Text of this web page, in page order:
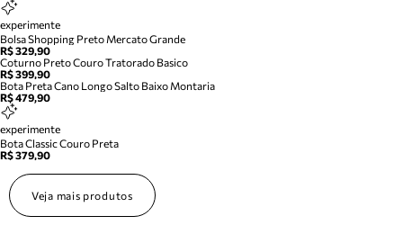
experimente
Bolsa Shopping Preto Mercato Grande
R$ 329,90
Coturno Preto Couro Tratorado Basico
R$ 399,90
Bota Preta Cano Longo Salto Baixo Montaria
R$ 479,90
experimente
Bota Classic Couro Preta
R$ 379,90
Veja mais produtos